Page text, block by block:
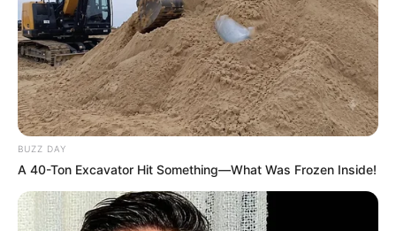
BUZZ DAY
A 40-Ton Excavator Hit Something—What Was Frozen Inside!